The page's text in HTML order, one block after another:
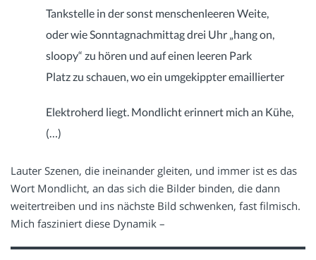
Tankstelle in der sonst menschenleeren Weite,
oder wie Sonntagnachmittag drei Uhr „hang on,
sloopy“ zu hören und auf einen leeren Park
Platz zu schauen, wo ein umgekippter emaillierter
Elektroherd liegt. Mondlicht erinnert mich an Kühe,
(…)
Lauter Szenen, die ineinander gleiten, und immer ist es das
Wort Mondlicht, an das sich die Bilder binden, die dann
weitertreiben und ins nächste Bild schwenken, fast filmisch.
Mich fasziniert diese Dynamik –